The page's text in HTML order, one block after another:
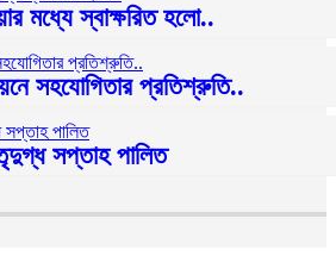
মধ্যে স্বাক্ষরিত হলো..
সহযোগিতার প্রতিশ্রুতি..
সপ্তাহ পালিত